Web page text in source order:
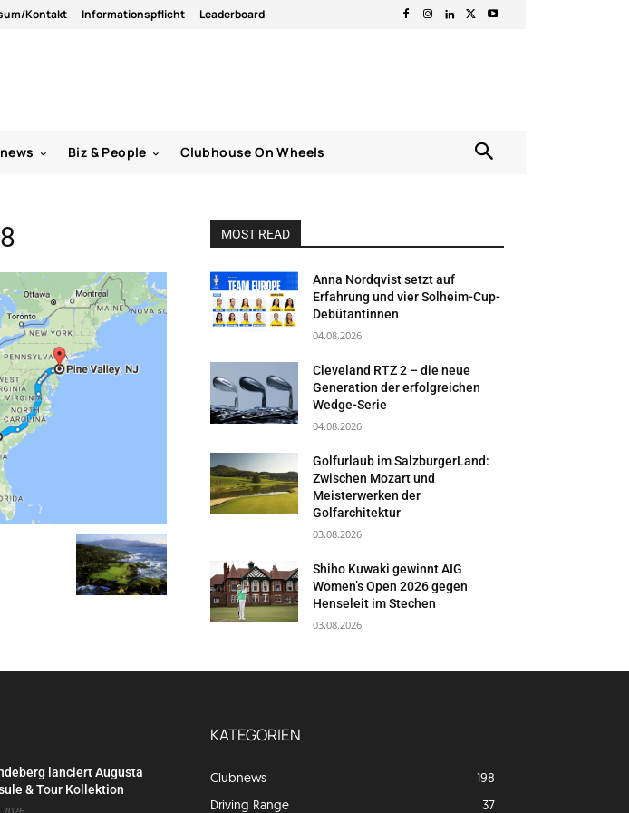
Kontakt Informationspflicht Leaderboard
Biz & People Clubhouse On Wheels
MOST READ
Anna Nordqvist setzt auf
Erfahrung und vier Solheim-Cup-
Debütantinnen
04.08.2026
Cleveland RTZ 2 – die neue
Generation der erfolgreichen
Wedge-Serie
04.08.2026
Golfurlaub im SalzburgerLand:
Zwischen Mozart und
Meisterwerken der
Golfarchitektur
03.08.2026
Shiho Kuwaki gewinnt AIG
Women’s Open 2026 gegen
Henseleit im Stechen
03.08.2026
lanciert Augusta
& Tour Kollektion
KATEGORIEN
Clubnews
198
Driving Range
37